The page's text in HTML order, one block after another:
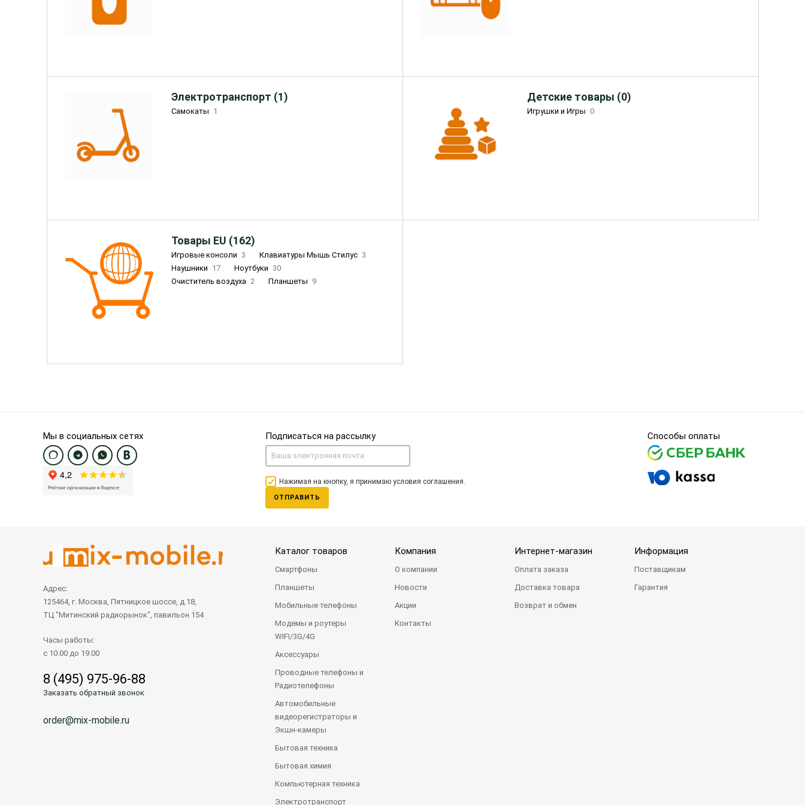
Электротранспорт (1)
Самокаты 1
Детские товары (0)
Игрушки и Игры 0
Товары EU (162)
Игровые консоли 3 Клавиатуры Мышь Стилус 3
Наушники 17 Ноутбуки 30
Очиститель воздуха 2 Планшеты 9
Мы в социальных сетях Подписаться на рассылку
Нажимая на кнопку, я принимаю условия соглашения.
ОТПРАВИТЬ
Способы оплаты
Адрес:
125464, г. Москва, Пятницкое шоссе, д.18,
ТЦ "Митинский радиорынок", павильон 154
Часы работы:
с 10.00 до 19.00
8 (495) 975-96-88
Заказать обратный звонок
order@mix-mobile.ru
Каталог товаров
Смартфоны
Планшеты
Мобильные телефоны
Модемы и роутеры
WIFI/3G/4G
Аксессуары
Проводные телефоны и
Радиотелефоны
Автомобильные
видеорегистраторы и
Экшн-камеры
Бытовая техника
Бытовая химия
Компьютерная техника
Электротранспорт
Компания
О компании
Новости
Акции
Контакты
Интернет-магазин
Оплата заказа
Доставка товара
Возврат и обмен
Информация
Поставщикам
Гарантия